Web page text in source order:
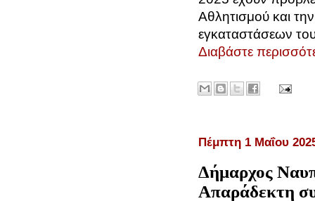
Αθλητισμού και
εγκαταστάσεων
Διαβάστε
Πέμπτη 1 Μαΐου
Δήμαρχος
Απαράδεκτη